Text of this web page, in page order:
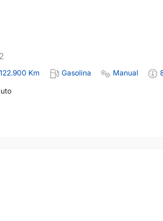
122.900 Km Gasolina Manual